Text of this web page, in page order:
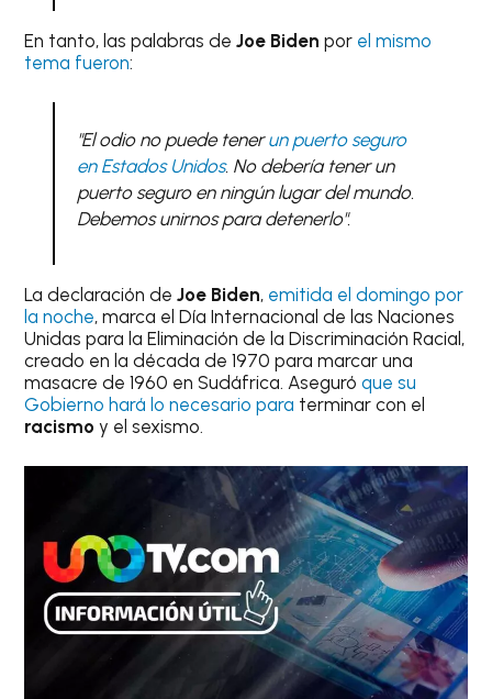
En tanto, las palabras deJoe Biden por el mismo
tema fueron:
"El odio no puede tenerun puerto seguro
en Estados Unidos. No debería tener un
puerto seguro en ningún lugar del mundo.
Debemos unirnos para detenerlo".
La declaración deJoe Biden, emitida el domingo por
la noche, marca el Día Internacional de las Naciones
Unidas para la Eliminación de la Discriminación Racial,
creado en la década de 1970 para marcar una
masacre de 1960 en Sudáfrica. Aseguróque su
Gobierno hará lo necesario para terminar con el
racismo y el sexismo.